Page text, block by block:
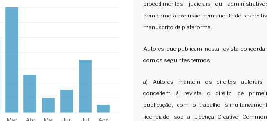
procedimentos judiciais ou
bem como a exclusão permanente do
manuscrito da plataforma.
Autores que publicam nesta revista
com os seguintes termos:
a) Autores mantém os direitos autorais
concedem à revista o direito de
publicação, com o trabalho
licenciado sob a Licença Creative